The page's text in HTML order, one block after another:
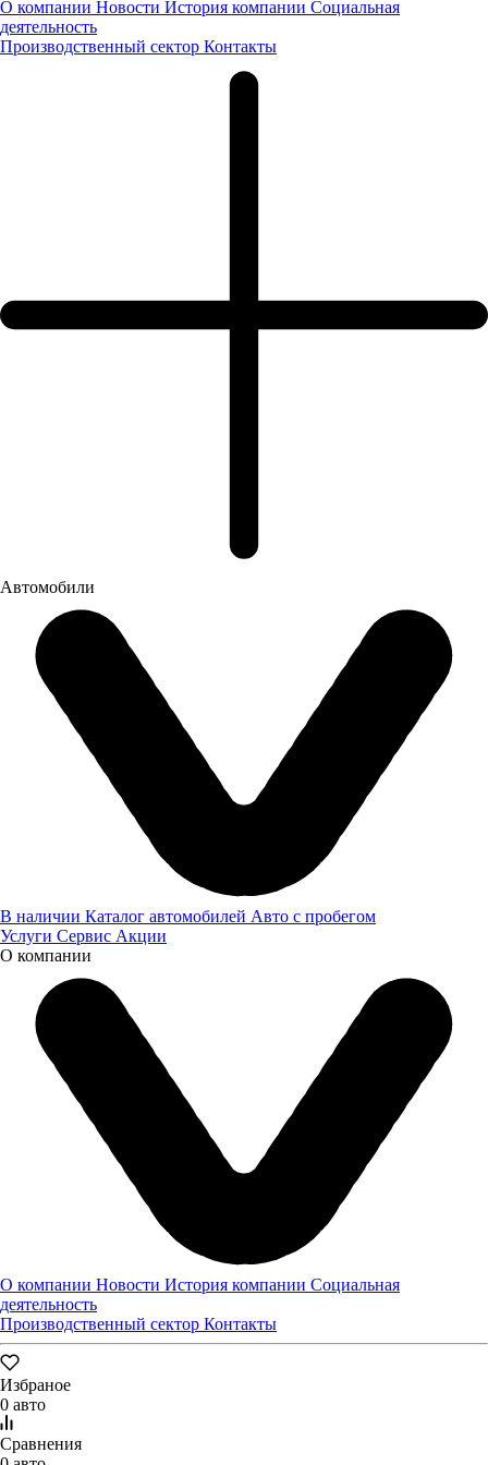
О компании Новости История компании Социальная
деятельность
Производственный сектор Контакты
Автомобили
В наличии Каталог автомобилей Авто с пробегом
Услуги Сервис Акции
О компании
О компании Новости История компании Социальная
деятельность
Производственный сектор Контакты
Избраное
0 авто
Сравнения
вами
Мы уже начали обрабатывать обращение, в ближайшее время
наш менеджер свяжется с Вами.
Написать письмо